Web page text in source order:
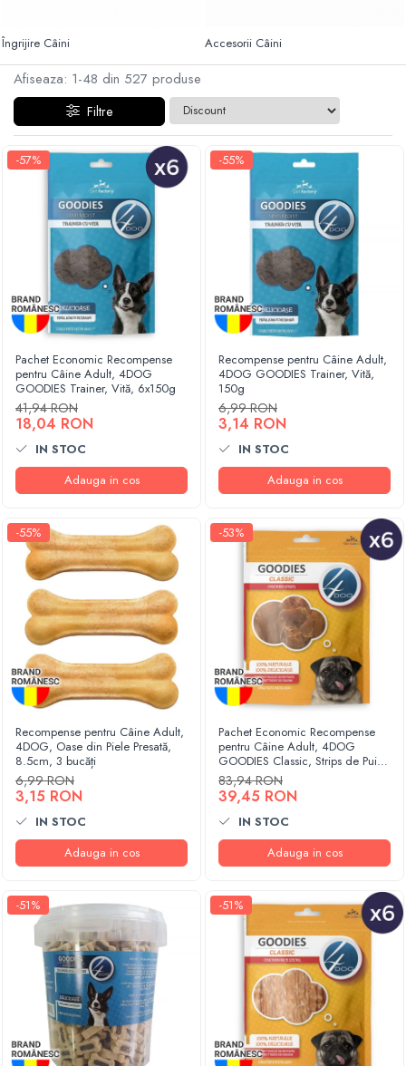
Îngrijire Câini Accesorii Câini
Afiseaza: 1-48 din 527 produse
Filtre
-57%
Pachet Economic Recompense
pentru Câine Adult, 4DOG
GOODIES Trainer, Vită, 6x150g
41,94 RON
18,04 RON
IN STOC
Adauga in cos
-55%
Recompense pentru Câine Adult,
4DOG GOODIES Trainer, Vită,
150g
6,99 RON
3,14 RON
IN STOC
Adauga in cos
-55%
Recompense pentru Câine Adult,
4DOG, Oase din Piele Presată,
8.5cm, 3 bucăți
6,99 RON
3,15 RON
IN STOC
Adauga in cos
-53%
Pachet Economic Recompense
pentru Câine Adult, 4DOG
GOODIES Classic, Strips de Pui,
6x100g
83,94 RON
39,45 RON
IN STOC
Adauga in cos
-51% -51%